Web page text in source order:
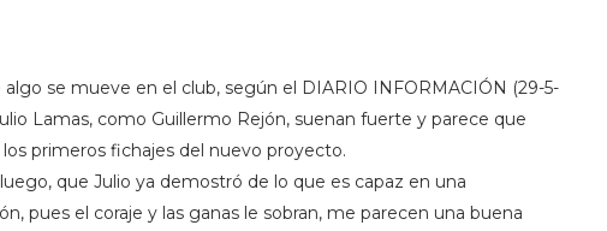
algo se mueve en el club, según el DIARIO INFORMACIÓN (29-5-
Lamas, como Guillermo Rejón, suenan fuerte y parece que
primeros fichajes del nuevo proyecto.
que Julio ya demostró de lo que es capaz en una
pues el coraje y las ganas le sobran, me parecen una buena